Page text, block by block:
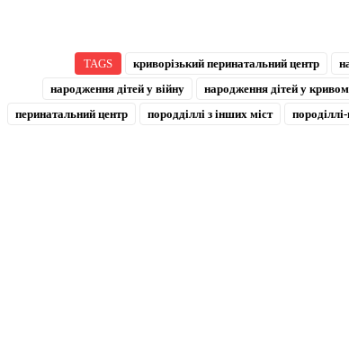
TAGS криворізький перинатальний центр
народження дітей у війну
народження дітей у
перинатальний центр
породділлі з інших міст